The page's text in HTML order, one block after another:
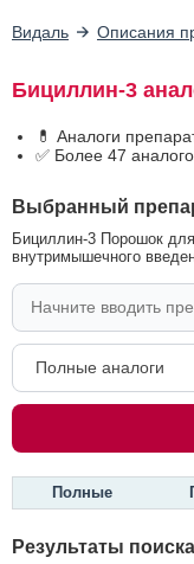
Видаль Описания
Бициллин-3
💊 Аналоги
✅ Более 47
Выбранный
Бициллин-3 Порошок
внутримышечного
Полные
Результаты